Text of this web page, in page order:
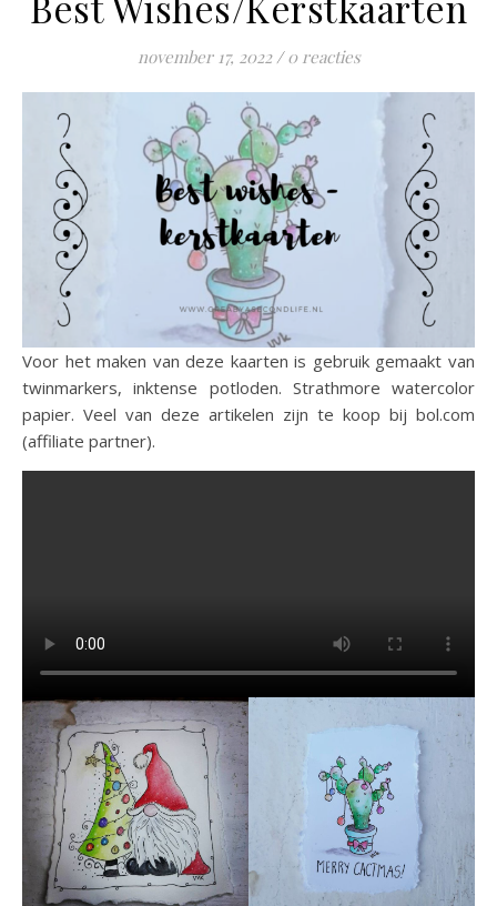
november 17, 2022 / 0 reacties
Voor het maken van deze kaarten is gebruik gemaakt van
twinmarkers, inktense potloden. Strathmore watercolor
papier. Veel van deze artikelen zijn te koop bij bol.com
(affiliate partner).